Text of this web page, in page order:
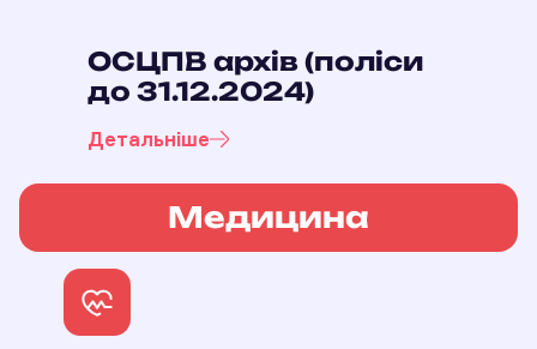
ОСЦПВ архів (поліси
до 31.12.2024)
Детальніше
Медицина